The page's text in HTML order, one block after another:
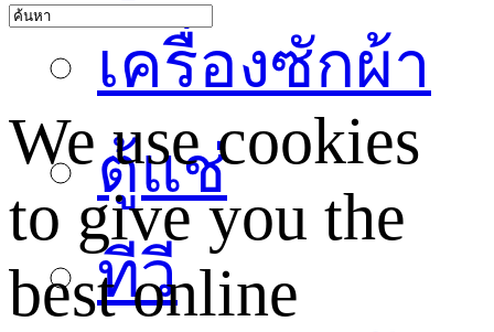
เครื่องซักผ้า
ตู้แช่
ทีวี
We use cookies
to give you the
best online